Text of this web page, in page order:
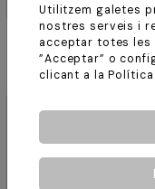
09.04.2026
Renda 2025
Utilitzem galetes
nostres serveis i
acceptar totes les
”Acceptar” o
clicant a la